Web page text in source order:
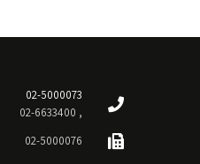
02-5000073
, 02-6633400
02-5000076